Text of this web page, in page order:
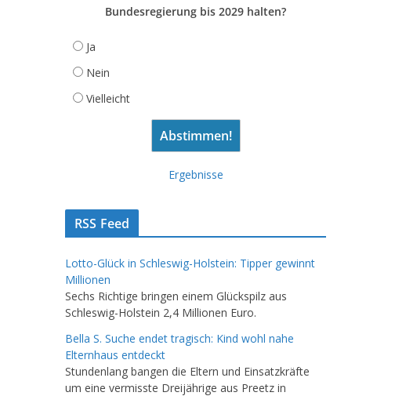
Bundesregierung bis 2029 halten?
Ja
Nein
Vielleicht
Ergebnisse
RSS Feed
Lotto-Glück in Schleswig-Holstein: Tipper gewinnt
Millionen
Sechs Richtige bringen einem Glückspilz aus
Schleswig-Holstein 2,4 Millionen Euro.
Bella S. Suche endet tragisch: Kind wohl nahe
Elternhaus entdeckt
Stundenlang bangen die Eltern und Einsatzkräfte
um eine vermisste Dreijährige aus Preetz in